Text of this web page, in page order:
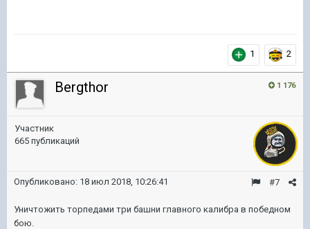
1 2
1 176
Bergthor
Участник
665 публикаций
#7
Опубликовано: 18 июл 2018, 10:26:41
Уничтожить торпедами три башни главного калибра в победном
бою.